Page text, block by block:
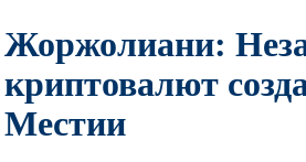
Жоржолиани:
криптовалют
Местии